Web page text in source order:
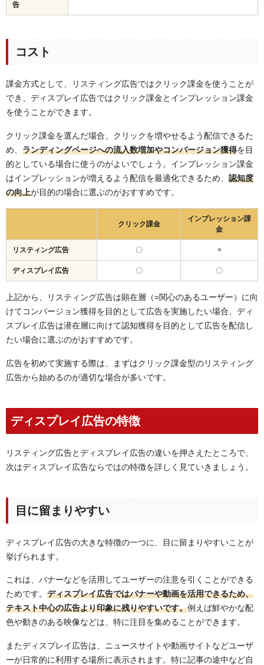
告
コスト
課金方式として、リスティング広告ではクリック課金を使うことが
でき、ディスプレイ広告ではクリック課金とインプレッション課金
を使うことができます。
クリック課金を選んだ場合、クリックを増やせるよう配信できるた
め、 ランディングページへの流入数増加やコンバージョン獲得を目
的としている場合に使うのがよいでしょう。インプレッション課金
はインプレッションが増えるよう配信を最適化できるため、 認知度
の向上が目的の場合に選ぶのがおすすめです。
クリック課金
インプレッション課
金
リスティング広告 〇 ×
ディスプレイ広告 〇 〇
上記から、リスティング広告は顕在層（=関心のあるユーザー）に向
けてコンバージョン獲得を目的として広告を実施したい場合、ディ
スプレイ広告は潜在層に向けて認知獲得を目的として広告を配信し
たい場合に選ぶのがおすすめです。
広告を初めて実施する際は、まずはクリック課金型のリスティング
広告から始めるのが適切な場合が多いです。
ディスプレイ広告の特徴
リスティング広告とディスプレイ広告の違いを押さえたところで、
次はディスプレイ広告ならではの特徴を詳しく見ていきましょう。
目に留まりやすい
ディスプレイ広告の大きな特徴の一つに、目に留まりやすいことが
挙げられます。
これは、バナーなどを活用してユーザーの注意を引くことができる
ためです。 ディスプレイ広告ではバナーや動画を活用できるため、
テキスト中心の広告より印象に残りやすいです。例えば鮮やかな配
色や動きのある映像などは、特に注目を集めることができます。
またディスプレイ広告は、ニュースサイトや動画サイトなどユーザ
ーが日常的に利用する場所に表示されます。特に記事の途中など自